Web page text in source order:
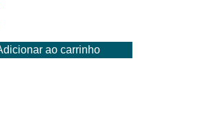
ao carrinho